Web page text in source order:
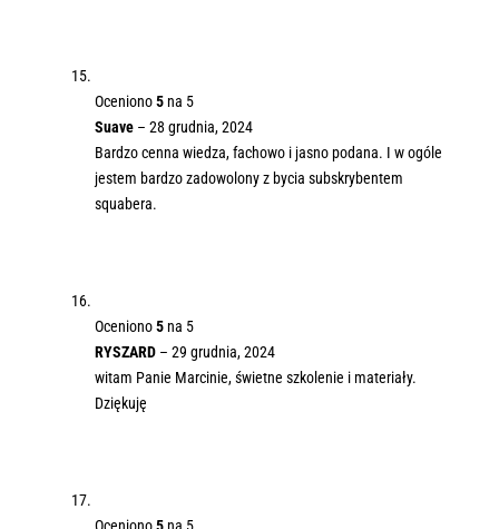
Oceniono5na 5
Suave – 28 grudnia, 2024
Bardzo cenna wiedza, fachowo i jasno podana. I w ogóle
jestem bardzo zadowolony z bycia subskrybentem
squabera.
Oceniono5na 5
RYSZARD – 29 grudnia, 2024
witam Panie Marcinie, świetne szkolenie i materiały.
Dziękuję